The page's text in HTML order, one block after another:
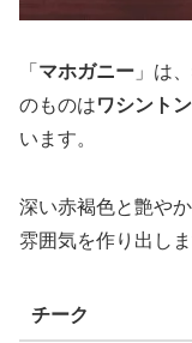
「 マホガニー 」は、
のものはワシント
います。
深い赤褐色と艶や
雰囲気を作り出しま
チーク